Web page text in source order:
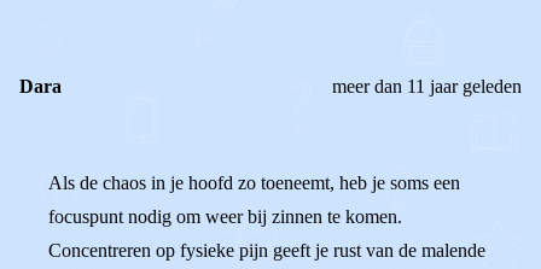
Dara meer dan 11 jaar geleden
Als de chaos in je hoofd zo toeneemt, heb je soms een
focuspunt nodig om weer bij zinnen te komen.
Concentreren op fysieke pijn geeft je rust van de malende